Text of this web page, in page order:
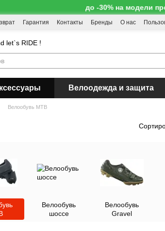
до -30% на модели
Гарантия Контакты Бренды О нас
let`s RIDE !
Велоодежда и защита
Велообувь MTB
Велообувь
шоссе
Велообувь
Gravel